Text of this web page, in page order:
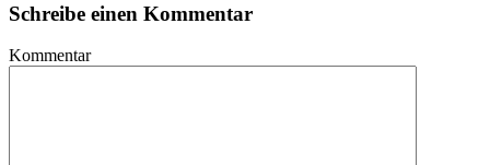
Schreibe einen Kommentar
Kommentar